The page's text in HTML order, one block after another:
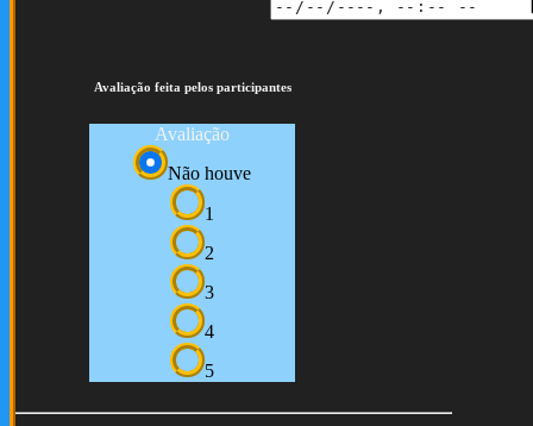
Avaliação feita pelos participantes
Avaliação
Não houve
1
2
3
4
5